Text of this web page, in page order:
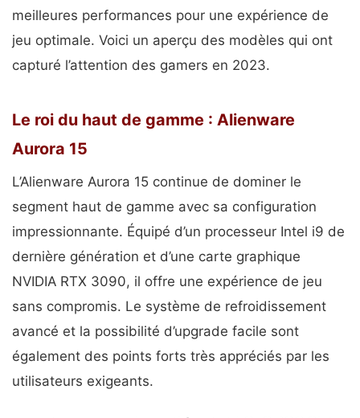
meilleures performances pour une expérience de
jeu optimale. Voici un aperçu des modèles qui ont
capturé l’attention des gamers en 2023.
Le roi du haut de gamme : Alienware
Aurora 15
L’Alienware Aurora 15 continue de dominer le
segment haut de gamme avec sa configuration
impressionnante. Équipé d’un processeur Intel i9 de
dernière génération et d’une carte graphique
NVIDIA RTX 3090, il offre une expérience de jeu
sans compromis. Le système de refroidissement
avancé et la possibilité d’upgrade facile sont
également des points forts très appréciés par les
utilisateurs exigeants.